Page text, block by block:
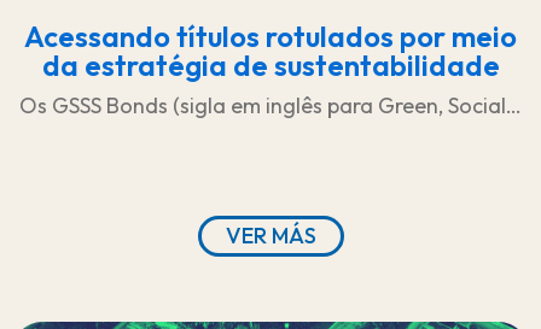
Acessando títulos rotulados por meio
da estratégia de sustentabilidade
Os GSSS Bonds (sigla em inglês para Green, Social…
VER MÁS